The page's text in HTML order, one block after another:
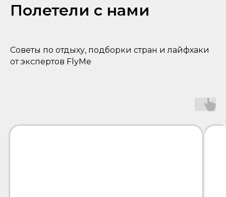
Полетели с нами
Советы по отдыху, подборки стран и лайфхаки
от экспертов FlyMe